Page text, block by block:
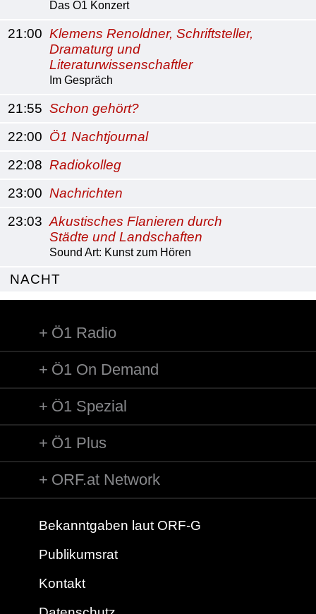
Das Ö1 Konzert
21:00 Klemens Renoldner, Schriftsteller,
Dramaturg und
Literaturwissenschaftler
Im Gespräch
21:55 Schon gehört?
22:00 Ö1 Nachtjournal
22:08 Radiokolleg
23:00 Nachrichten
23:03 Akustisches Flanieren durch
Städte und Landschaften
Sound Art: Kunst zum Hören
NACHT
Ö1 Radio
Ö1 On Demand
Ö1 Spezial
Ö1 Plus
ORF.at Network
Bekanntgaben laut ORF-G
Publikumsrat
Kontakt